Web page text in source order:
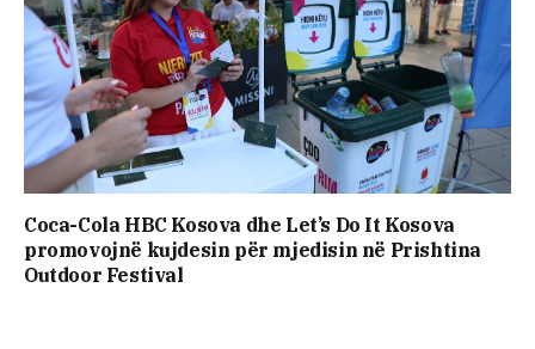
Coca-Cola HBC Kosova dhe Let’s Do It Kosova
promovojnë kujdesin për mjedisin në Prishtina
Outdoor Festival